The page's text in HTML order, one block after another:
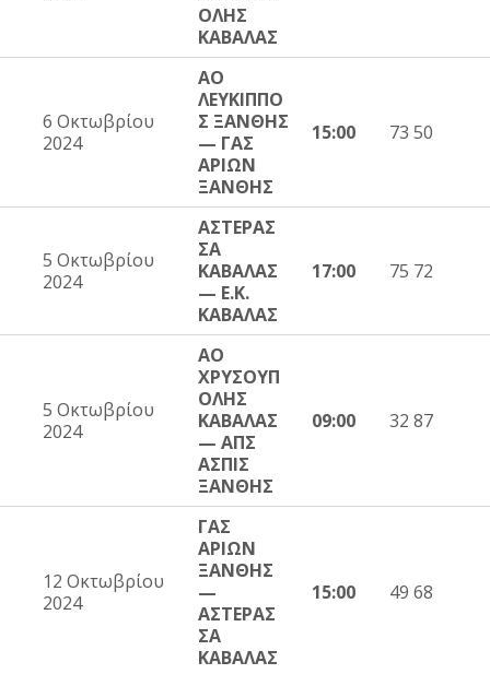
ΟΛΗΣ
ΚΑΒΑΛΑΣ
6 Οκτωβρίου
2024
ΑΟ
ΛΕΥΚΙΠΠΟ
Σ ΞΑΝΘΗΣ
— ΓΑΣ
ΑΡΙΩΝ
ΞΑΝΘΗΣ
15:00 73 50
5 Οκτωβρίου
2024
ΑΣΤΕΡΑΣ
ΣΑ
ΚΑΒΑΛΑΣ
— Ε.Κ.
ΚΑΒΑΛΑΣ
17:00 75 72
5 Οκτωβρίου
2024
ΑΟ
ΧΡΥΣΟΥΠ
ΟΛΗΣ
ΚΑΒΑΛΑΣ
— ΑΠΣ
ΑΣΠΙΣ
ΞΑΝΘΗΣ
09:00 32 87
12 Οκτωβρίου
2024
ΓΑΣ
ΑΡΙΩΝ
ΞΑΝΘΗΣ
—
ΑΣΤΕΡΑΣ
ΣΑ
ΚΑΒΑΛΑΣ
15:00 49 68